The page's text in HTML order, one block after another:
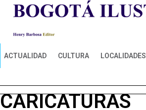
ACTUALIDAD CULTURA LOCALIDADES
CARICATURAS